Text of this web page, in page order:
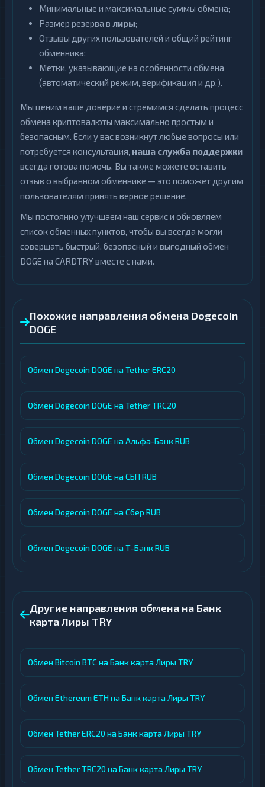
Минимальные и максимальные суммы обмена;
Размер резерва в лиры;
Отзывы других пользователей и общий рейтинг
обменника;
Метки, указывающие на особенности обмена
(автоматический режим, верификация и др.).
Мы ценим ваше доверие и стремимся сделать процесс
обмена криптовалюты максимально простым и
безопасным. Если у вас возникнут любые вопросы или
потребуется консультация, наша служба поддержки
всегда готова помочь. Вы также можете оставить
отзыв о выбранном обменнике — это поможет другим
пользователям принять верное решение.
Мы постоянно улучшаем наш сервис и обновляем
список обменных пунктов, чтобы вы всегда могли
совершать быстрый, безопасный и выгодный обмен
DOGE на CARDTRY вместе с нами.
Похожие направления обмена Dogecoin
DOGE
Обмен Dogecoin DOGE на Tether ERC20
Обмен Dogecoin DOGE на Tether TRC20
Обмен Dogecoin DOGE на Альфа-Банк RUB
Обмен Dogecoin DOGE на СБП RUB
Обмен Dogecoin DOGE на Сбер RUB
Обмен Dogecoin DOGE на Т-Банк RUB
Другие направления обмена на Банк
карта Лиры TRY
Обмен Bitcoin BTC на Банк карта Лиры TRY
Обмен Ethereum ETH на Банк карта Лиры TRY
Обмен Tether ERC20 на Банк карта Лиры TRY
Обмен Tether TRC20 на Банк карта Лиры TRY